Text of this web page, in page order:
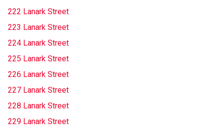
222 Lanark Street
223 Lanark Street
224 Lanark Street
225 Lanark Street
226 Lanark Street
227 Lanark Street
228 Lanark Street
229 Lanark Street